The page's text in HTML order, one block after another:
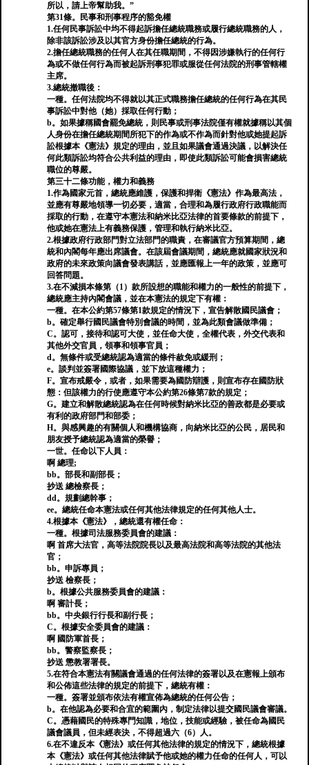
所以，請上帝幫助我。”
第31條。民事和刑事程序的豁免權
1.任何民事訴訟中均不得起訴擔任總統職務或履行總統職務的人，
除非該訴訟涉及以其官方身份擔任總統的行為。
2.擔任總統職務的任何人在其任職期間，不得因涉嫌執行的任何行
為或不做任何行為而被起訴刑事犯罪或服從任何法院的刑事管轄權
主席。
3.總統撤職後：
一種。任何法院均不得就以其正式職務擔任總統的任何行為在其民
事訴訟中對他（她）採取任何行動；
b。如果據稱國會罷免總統，則民事或刑事法院僅有權就據稱以其個
人身份在擔任總統期間所犯下的作為或不作為而針對他或她提起訴
訟根據本《憲法》規定的理由，並且如果議會通過決議，以解決任
何此類訴訟均符合公共利益的理由，即使此類訴訟可能會損害總統
職位的尊嚴。
第三十二條功能，權力和義務
1.作為國家元首，總統應維護，保護和捍衛《憲法》作為最高法，
並應有尊嚴地領導一切必要，適當，合理和為履行政府行政職能而
採取的行動，在遵守本憲法和納米比亞法律的首要條款的前提下，
他或她在憲法上有義務保護，管理和執行納米比亞。
2.根據政府行政部門對立法部門的職責，在審議官方預算期間，總
統和內閣每年應出席議會。在該屆會議期間，總統應就國家狀況和
政府的未來政策向議會發表講話，並應匯報上一年的政策，並應可
回答問題。
3.在不減損本條第（1）款所設想的職能和權力的一般性的前提下，
總統應主持內閣會議，並在本憲法的規定下有權：
一種。在本公約第57條第1款規定的情況下，宣告解散國民議會；
b。確定舉行國民議會特別會議的時間，並為此類會議做準備；
C。認可，接待和認可大使，並任命大使，全權代表，外交代表和
其他外交官員，領事和領事官員；
d。無條件或受總統認為適當的條件赦免或緩刑；
e。談判並簽署國際協議，並下放這種權力；
F。宣布戒嚴令，或者，如果需要為國防辯護，則宣布存在國防狀
態：但該權力的行使應遵守本公約第26條第7款的規定；
G。建立和解散總統認為在任何時候對納米比亞的善政都是必要或
有利的政府部門和部委；
H。與感興趣的有關個人和機構協商，向納米比亞的公民，居民和
朋友授予總統認為適當的榮譽；
一世。任命以下人員：
啊 總理;
bb。部長和副部長；
抄送 總檢察長；
dd。規劃總幹事；
ee。總統任命本憲法或任何其他法律規定的任何其他人士。
4.根據本《憲法》，總統還有權任命：
一種。根據司法服務委員會的建議：
啊 首席大法官，高等法院院長以及最高法院和高等法院的其他法
官；
bb。申訴專員；
抄送 檢察長；
b。根據公共服務委員會的建議：
啊 審計長；
bb。中央銀行行長和副行長；
C。根據安全委員會的建議：
啊 國防軍首長；
bb。警察監察長；
抄送 懲教署署長。
5.在符合本憲法有關議會通過的任何法律的簽署以及在憲報上頒布
和公佈這些法律的規定的前提下，總統有權：
一種。簽署並頒布依法有權宣佈為總統的任何公告；
b。在他認為必要和合宜的範圍內，制定法律以提交國民議會審議。
C。憑藉國民的特殊專門知識，地位，技能或經驗，被任命為國民
議會議員，但未經表決，不得超過六（6）人。
6.在不違反本《憲法》或任何其他法律的規定的情況下，總統根據
本《憲法》或任何其他法律賦予他或她的權力任命的任何人，可以